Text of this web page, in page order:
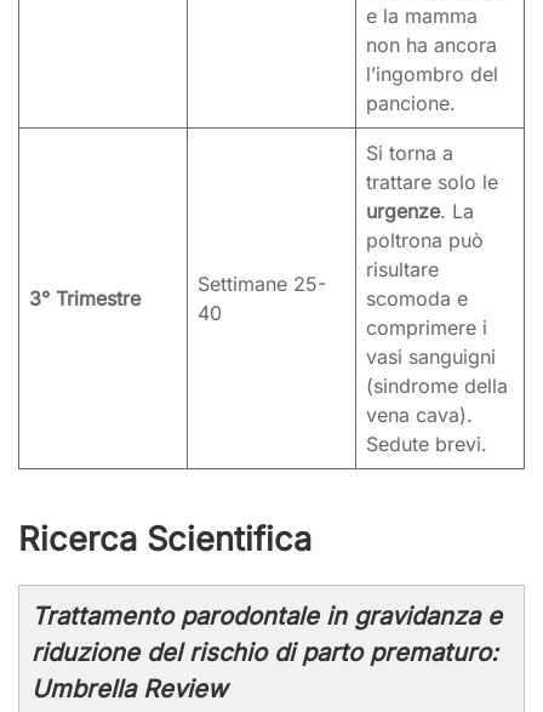
e la mamma
non ha ancora
l’ingombro del
pancione.
3° Trimestre
Settimane 25-
40
Si torna a
trattare solo le
urgenze. La
poltrona può
risultare
scomoda e
comprimere i
vasi sanguigni
(sindrome della
vena cava).
Sedute brevi.
Ricerca Scientifica
Trattamento parodontale in gravidanza e
riduzione del rischio di parto prematuro:
Umbrella Review